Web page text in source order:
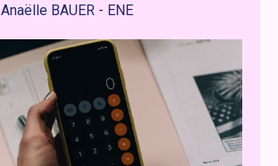
Anaëlle BAUER - ENE